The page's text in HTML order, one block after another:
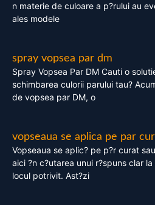
n materie de culoare a p?rului au
ales modele
spray vopsea par dm
Spray Vopsea Par DM Cauti o
schimbarea culorii parului tau?
de vopsea par DM, o
vopseaua se aplica pe par
Vopseaua se aplic? pe p?r curat
aici ?n c?utarea unui r?spuns clar
locul potrivit. Ast?zi